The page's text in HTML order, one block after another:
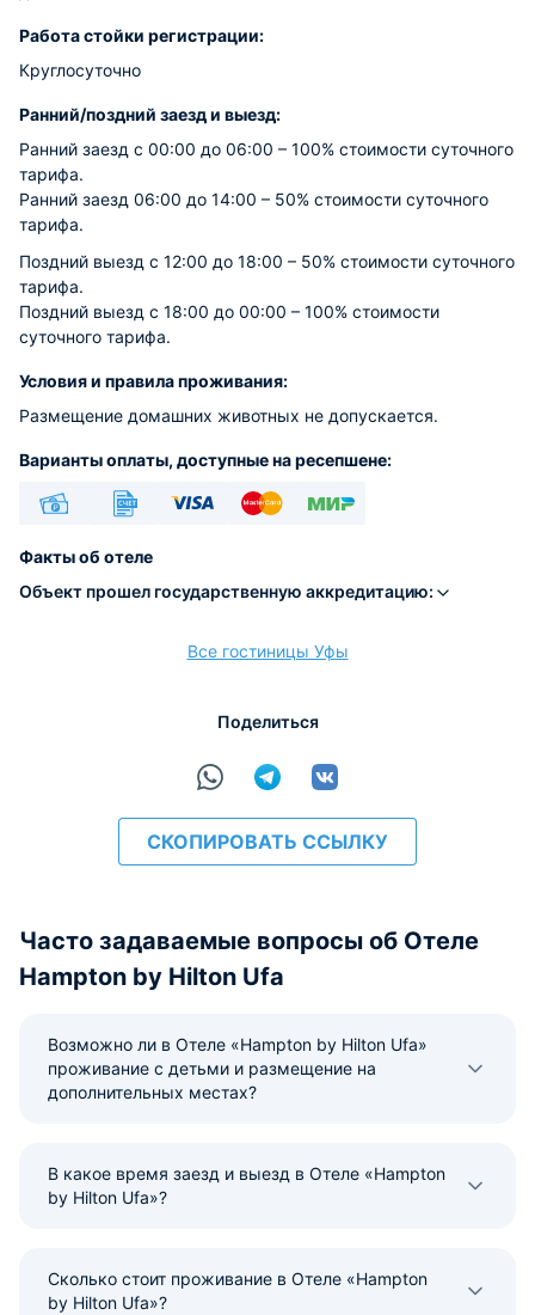
Работа стойки регистрации:
Круглосуточно
Ранний/поздний заезд и выезд:
Ранний заезд с 00:00 до 06:00 – 100% стоимости суточного
тарифа.
Ранний заезд 06:00 до 14:00 – 50% стоимости суточного
тарифа.
Поздний выезд с 12:00 до 18:00 – 50% стоимости суточного
тарифа.
Поздний выезд с 18:00 до 00:00 – 100% стоимости
суточного тарифа.
Условия и правила проживания:
Размещение домашних животных не допускается.
Варианты оплаты, доступные на ресепшене:
Факты об отеле
Объект прошел государственную аккредитацию:
Все гостиницы Уфы
Поделиться
СКОПИРОВАТЬ ССЫЛКУ
Часто задаваемые вопросы об Отеле
Hampton by Hilton Ufa
Возможно ли в Отеле «Hampton by Hilton Ufa»
проживание с детьми и размещение на
дополнительных местах?
В какое время заезд и выезд в Отеле «Hampton
by Hilton Ufa»?
Сколько стоит проживание в Отеле «Hampton
by Hilton Ufa»?